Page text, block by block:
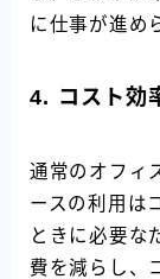
に仕事が進め
4. コスト効
通常のオフィ
ースの利用は
ときに必要な
費を減らし、